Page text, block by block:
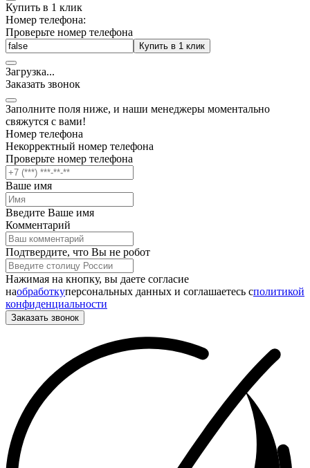
Купить в 1 клик
Номер телефона:
Проверьте номер телефона
Купить в 1 клик
Загрузка...
Заказать звонок
Заполните поля ниже, и наши менеджеры моментально
свяжутся с вами!
Номер телефона
Некорректный номер телефона
Проверьте номер телефона
Ваше имя
Введите Ваше имя
Комментарий
Подтвердите, что Вы не робот
Нажимая на кнопку, вы даете согласие
наобработкуперсональных данных и соглашаетесь cполитикой
конфиденциальности
Заказать звонок